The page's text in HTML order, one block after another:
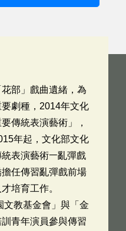
部」戲曲遺緒，為
劇種，2014年文化
傳統表演藝術」，
年起，文化部文化
統表演藝術ￚ亂彈戲
任傳習亂彈戲前場
培育工作。
文教基金會」與「金
青年演員參與傳習